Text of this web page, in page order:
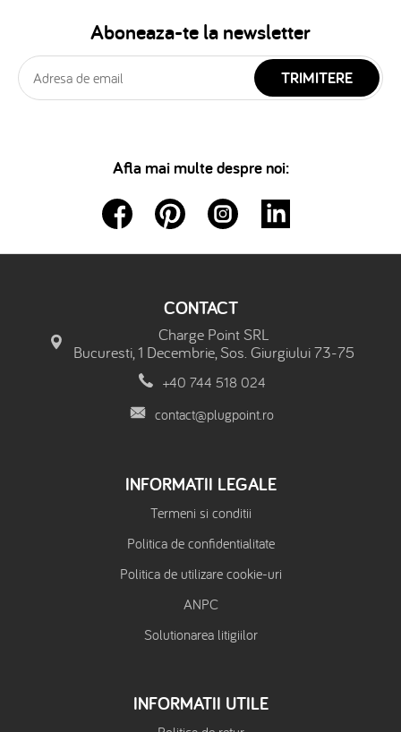
Aboneaza-te la newsletter
TRIMITERE
Afla mai multe despre noi:
CONTACT
Charge Point SRL
Bucuresti, 1 Decembrie, Sos. Giurgiului 73-75
+40 744 518 024
contact@plugpoint.ro
INFORMATII LEGALE
Termeni si conditii
Politica de confidentialitate
Politica de utilizare cookie-uri
ANPC
Solutionarea litigiilor
INFORMATII UTILE